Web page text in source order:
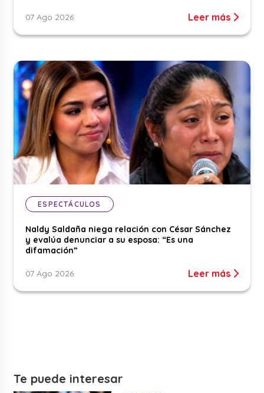
07 Ago 2026 Leer más
ESPECTÁCULOS
Naldy Saldaña niega relación con César Sánchez
y evalúa denunciar a su esposa: “Es una
difamación”
07 Ago 2026 Leer más
Te puede interesar